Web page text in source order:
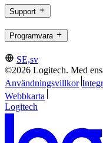
Support
Programvara
SE,sv
©2026 Logitech. Med
Användningsvillkor
Webbkarta
Logitech